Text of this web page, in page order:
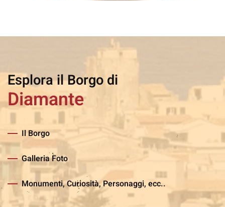
Esplora il Borgo di
Diamante
Il Borgo
Galleria Foto
Monumenti, Curiosità, Personaggi, ecc..